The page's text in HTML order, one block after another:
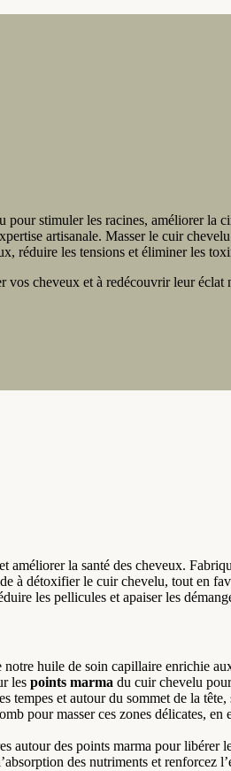
pour stimuler les racines, améliorer la
artisanale. Masser le cuir
réduire les tensions et éliminer les
vos cheveux et à redécouvrir leur éclat
améliorer la santé des cheveux.
à détoxifier le cuir chevelu, tout en
les pellicules et apaiser les
huile de soin capillaire enrichie
les points marma du cuir chevelu
tempes et autour du sommet de la
pour masser ces zones délicates, en
autour des points marma pour libérer
des nutriments et renforcez